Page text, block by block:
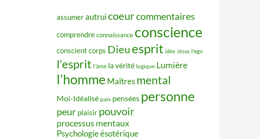
assumerautruicoeurcommentaires
comprendreconnaissance conscience
conscient corps Dieuesprit idée Jésus l'ego
l'esprit l'âme la vérité logique Lumière
l’homme Maîtres mental
Moi-Idéalisé paix pensées personne
peur plaisir pouvoir
processus mentaux
Psychologie ésotérique